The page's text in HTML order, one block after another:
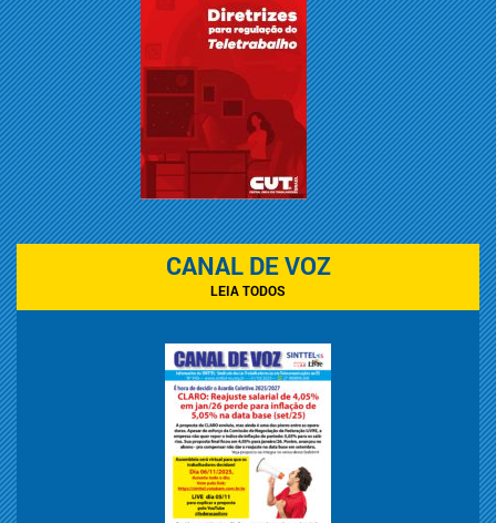
CANAL DE VOZ
LEIA TODOS